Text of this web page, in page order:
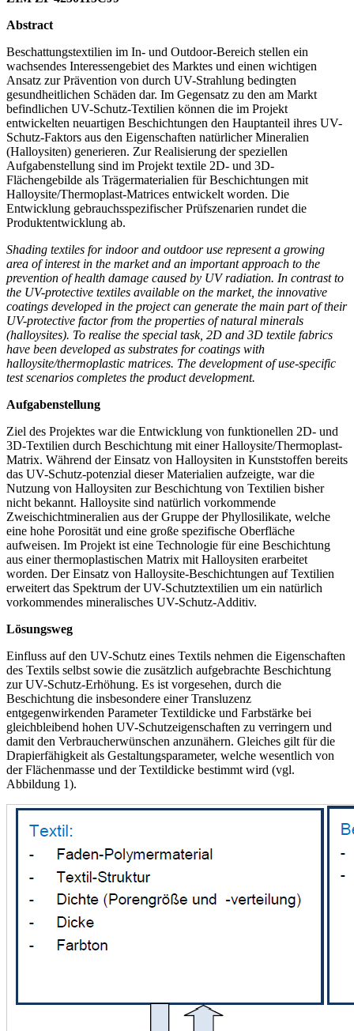
Abstract
Beschattungstextilien im In- und Outdoor-Bereich stellen ein
wachsendes Interessengebiet des Marktes und einen wichtigen
Ansatz zur Prävention von durch UV-Strahlung bedingten
gesundheitlichen Schäden dar. Im Gegensatz zu den am Markt
befindlichen UV-Schutz-Textilien können die im Projekt
entwickelten neuartigen Beschichtungen den Hauptanteil ihres UV-
Schutz-Faktors aus den Eigenschaften natürlicher Mineralien
(Halloysiten) generieren. Zur Realisierung der speziellen
Aufgabenstellung sind im Projekt textile 2D- und 3D-
Flächengebilde als Trägermaterialien für Beschichtungen mit
Halloysite/Thermoplast-Matrices entwickelt worden. Die
Entwicklung gebrauchsspezifischer Prüfszenarien rundet die
Produktentwicklung ab.
Shading textiles for indoor and outdoor use represent a growing
area of interest in the market and an important approach to the
prevention of health damage caused by UV radiation. In contrast to
the UV-protective textiles available on the market, the innovative
coatings developed in the project can generate the main part of their
UV-protective factor from the properties of natural minerals
(halloysites). To realise the special task, 2D and 3D textile fabrics
have been developed as substrates for coatings with
halloysite/thermoplastic matrices. The development of use-specific
test scenarios completes the product development.
Aufgabenstellung
Ziel des Projektes war die Entwicklung von funktionellen 2D- und
3D-Textilien durch Beschichtung mit einer Halloysite/Thermoplast-
Matrix. Während der Einsatz von Halloysiten in Kunststoffen bereits
das UV-Schutz-potenzial dieser Materialien aufzeigte, war die
Nutzung von Halloysiten zur Beschichtung von Textilien bisher
nicht bekannt. Halloysite sind natürlich vorkommende
Zweischichtmineralien aus der Gruppe der Phyllosilikate, welche
eine hohe Porosität und eine große spezifische Oberfläche
aufweisen. Im Projekt ist eine Technologie für eine Beschichtung
aus einer thermoplastischen Matrix mit Halloysiten erarbeitet
worden. Der Einsatz von Halloysite-Beschichtungen auf Textilien
erweitert das Spektrum der UV-Schutztextilien um ein natürlich
vorkommendes mineralisches UV-Schutz-Additiv.
Lösungsweg
Einfluss auf den UV-Schutz eines Textils nehmen die Eigenschaften
des Textils selbst sowie die zusätzlich aufgebrachte Beschichtung
zur UV-Schutz-Erhöhung. Es ist vorgesehen, durch die
Beschichtung die insbesondere einer Transluzenz
entgegenwirkenden Parameter Textildicke und Farbstärke bei
gleichbleibend hohen UV-Schutzeigenschaften zu verringern und
damit den Verbraucherwünschen anzunähern. Gleiches gilt für die
Drapierfähigkeit als Gestaltungsparameter, welche wesentlich von
der Flächenmasse und der Textildicke bestimmt wird (vgl.
Abbildung 1).